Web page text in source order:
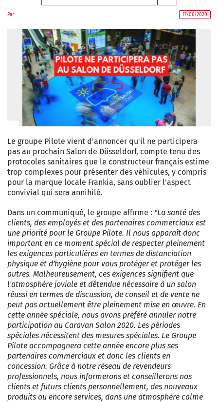
Par 17/06/2020
Le groupe Pilote vient d'annoncer qu'il ne participera
pas au prochain Salon de Düsseldorf, compte tenu des
protocoles sanitaires que le constructeur français estime
trop complexes pour présenter des véhicules, y compris
pour la marque locale Frankia, sans oublier l'aspect
convivial qui sera annihilé.
Dans un communiqué, le groupe affirme : "La santé des
clients, des employés et des partenaires commerciaux est
une priorité pour le Groupe Pilote. Il nous apparaît donc
important en ce moment spécial de respecter pleinement
les exigences particulières en termes de distanciation
physique et d'hygiène pour vous protéger et protéger les
autres. Malheureusement, ces exigences signifient que
l'atmosphère joviale et détendue nécessaire à un salon
réussi en termes de discussion, de conseil et de vente ne
peut pas actuellement être pleinement mise en œuvre. En
cette année spéciale, nous avons préféré annuler notre
participation au Caravan Salon 2020. Les périodes
spéciales nécessitent des mesures spéciales. Le Groupe
Pilote accompagnera cette année encore plus ses
partenaires commerciaux et donc les clients en
concession. Grâce à notre réseau de revendeurs
professionnels, nous informerons et conseillerons nos
clients et futurs clients personnellement, des nouveaux
produits ou encore services, dans une atmosphère calme